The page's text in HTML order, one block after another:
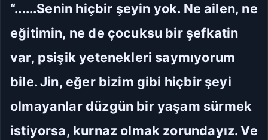
Bölüme Zıpla
Git Kapat
İlk Bölüm Son Bölüm
“......Senin hiçbir şeyin yok. Ne ailen, ne
eğitimin, ne de çocuksu bir şefkatin
var, psişik yetenekleri saymıyorum
bile. Jin, eğer bizim gibi hiçbir şeyi
olmayanlar düzgün bir yaşam sürmek
istiyorsa, kurnaz olmak zorundayız. Ve